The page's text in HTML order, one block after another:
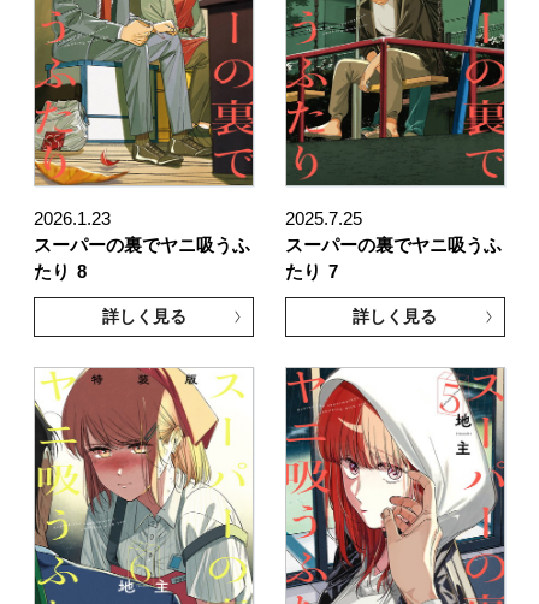
2026.1.23
スーパーの裏でヤニ吸うふ
たり 8
詳しく見る
2025.7.25
スーパーの裏でヤニ吸うふ
たり 7
詳しく見る